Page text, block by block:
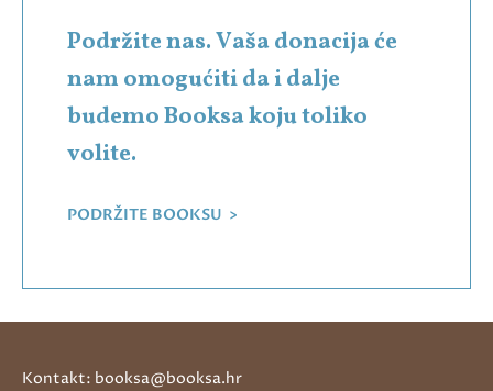
Podržite nas. Vaša donacija će
nam omogućiti da i dalje
budemo Booksa koju toliko
volite.
PODRŽITE BOOKSU >
Kontakt: booksa@booksa.hr